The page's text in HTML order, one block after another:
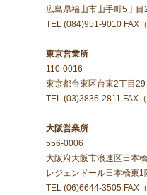
広島県福山市山手町5丁目
TEL (084)951-9010 FAX
東京営業所
110-0016
東京都台東区台東2丁目
TEL (03)3836-2811 FAX
大阪営業所
556-0006
大阪府大阪市浪速区日本
レジェンドール日本橋東1
TEL (06)6644-3505 FAX